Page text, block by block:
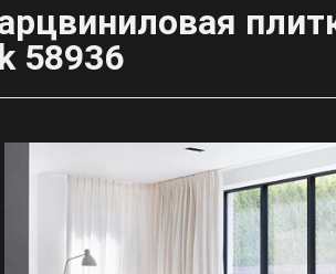
58936